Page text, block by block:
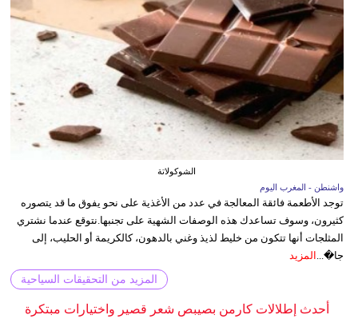
الشوكولاتة
واشنطن - المغرب اليوم
توجد الأطعمة فائقة المعالجة في عدد من الأغذية على نحو يفوق ما قد يتصوره
كثيرون، وسوف تساعدك هذه الوصفات الشهية على تجنبها.نتوقع عندما نشتري
المثلجات أنها تتكون من خليط لذيذ وغني بالدهون، كالكريمة أو الحليب، إلى
جا�... المزيد
المزيد من التحقيقات السياحية
أحدث إطلالات كارمن بصيبص شعر قصير واختيارات مبتكرة